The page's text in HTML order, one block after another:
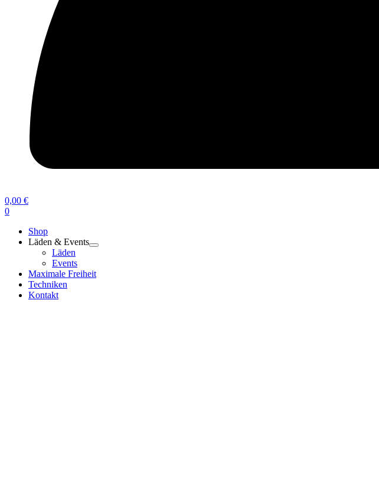
0,00 €
0
Shop
Läden & Events
Läden
Events
Maximale Freiheit
Techniken
Kontakt